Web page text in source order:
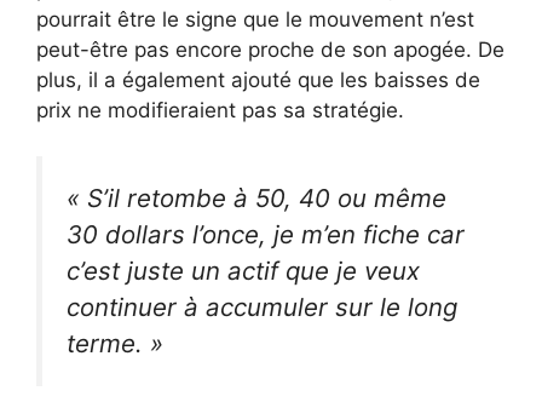
pourrait être le signe que le mouvement n’est
peut-être pas encore proche de son apogée. De
plus, il a également ajouté que les baisses de
prix ne modifieraient pas sa stratégie.
« S’il retombe à 50, 40 ou même
30 dollars l’once, je m’en fiche car
c’est juste un actif que je veux
continuer à accumuler sur le long
terme. »